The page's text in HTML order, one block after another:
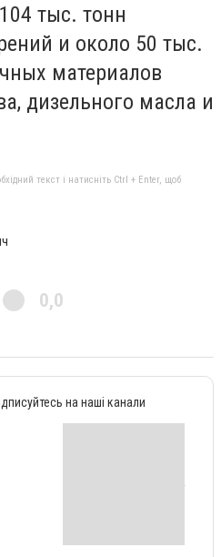
тыс. тонн
и около 50 тыс.
материалов
дизельного масла и
текст і натисніть Ctrl + Enter, щоб
0,0
на наші канали